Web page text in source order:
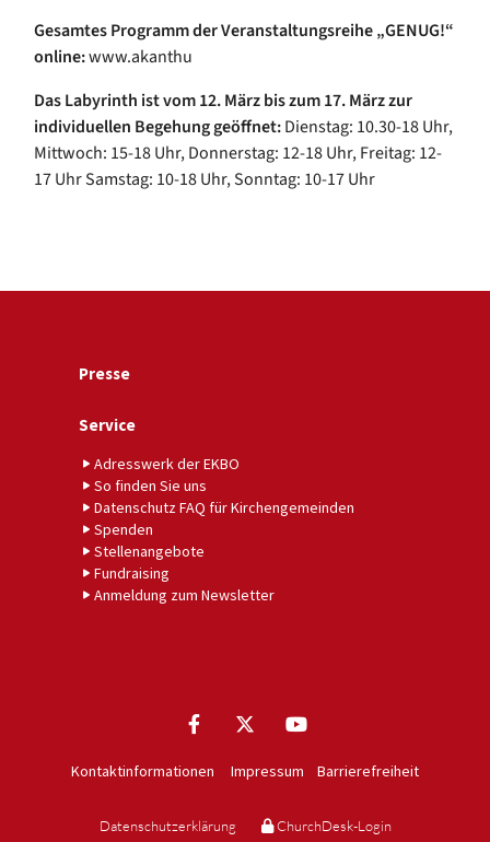
Gesamtes Programm der Veranstaltungsreihe „GENUG!“
online:www.akanthu
Das Labyrinth ist vom 12. März bis zum 17. März zur
individuellen Begehung geöffnet:Dienstag: 10.30-18 Uhr,
Mittwoch: 15-18 Uhr, Donnerstag: 12-18 Uhr, Freitag: 12-
17 Uhr Samstag: 10-18 Uhr, Sonntag: 10-17 Uhr
Presse
Service
Adresswerk der EKBO
So finden Sie uns
Datenschutz FAQ für Kirchengemeinden
Spenden
Stellenangebote
Fundraising
Anmeldung zum Newsletter
Kontaktinformationen Impressum Barrierefreiheit
Datenschutzerklärung ChurchDesk-Login